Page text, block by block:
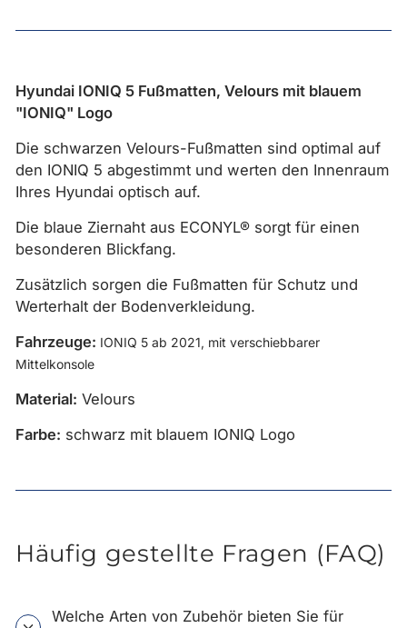
Hyundai IONIQ 5 Fußmatten, Velours mit blauem
"IONIQ" Logo
Die schwarzen Velours-Fußmatten sind optimal auf
den IONIQ 5 abgestimmt und werten den Innenraum
Ihres Hyundai optisch auf.
Die blaue Ziernaht aus ECONYL® sorgt für einen
besonderen Blickfang.
Zusätzlich sorgen die Fußmatten für Schutz und
Werterhalt der Bodenverkleidung.
Fahrzeuge: IONIQ 5 ab 2021, mit verschiebbarer
Mittelkonsole
Material: Velours
Farbe: schwarz mit blauem IONIQ Logo
Häufig gestellte Fragen (FAQ)
Welche Arten von Zubehör bieten Sie für